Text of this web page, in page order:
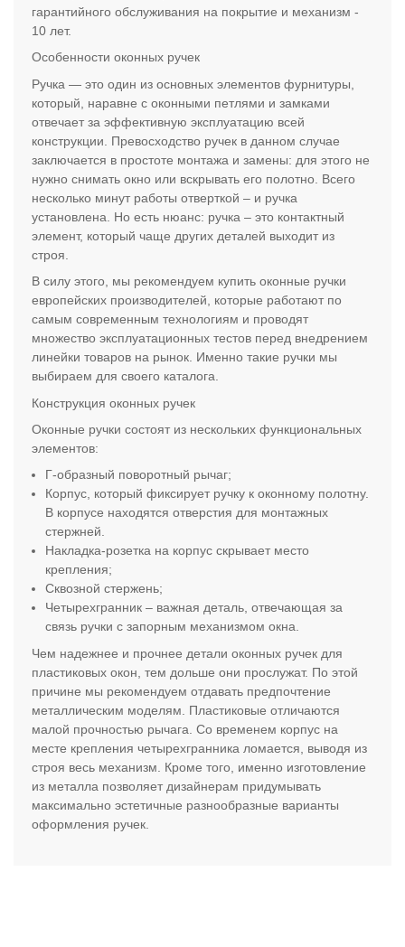
гарантийного обслуживания на покрытие и механизм -
10 лет.
Особенности оконных ручек
Ручка — это один из основных элементов фурнитуры,
который, наравне с оконными петлями и замками
отвечает за эффективную эксплуатацию всей
конструкции. Превосходство ручек в данном случае
заключается в простоте монтажа и замены: для этого не
нужно снимать окно или вскрывать его полотно. Всего
несколько минут работы отверткой – и ручка
установлена. Но есть нюанс: ручка – это контактный
элемент, который чаще других деталей выходит из
строя.
В силу этого, мы рекомендуем купить оконные ручки
европейских производителей, которые работают по
самым современным технологиям и проводят
множество эксплуатационных тестов перед внедрением
линейки товаров на рынок. Именно такие ручки мы
выбираем для своего каталога.
Конструкция оконных ручек
Оконные ручки состоят из нескольких функциональных
элементов:
Г-образный поворотный рычаг;
Корпус, который фиксирует ручку к оконному полотну.
В корпусе находятся отверстия для монтажных
стержней.
Накладка-розетка на корпус скрывает место
крепления;
Сквозной стержень;
Четырехгранник – важная деталь, отвечающая за
связь ручки с запорным механизмом окна.
Чем надежнее и прочнее детали оконных ручек для
пластиковых окон, тем дольше они прослужат. По этой
причине мы рекомендуем отдавать предпочтение
металлическим моделям. Пластиковые отличаются
малой прочностью рычага. Со временем корпус на
месте крепления четырехгранника ломается, выводя из
строя весь механизм. Кроме того, именно изготовление
из металла позволяет дизайнерам придумывать
максимально эстетичные разнообразные варианты
оформления ручек.